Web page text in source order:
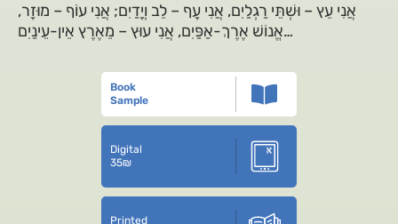
אֲנִי עֵץ – וּשְׁתֵּי רַגְלַיִם, אֲנִי עָף – לֵב וְיָדַיִם; אֲנִי עוֹף – מוּזָר,
אֱנוֹשׁ אֶרֶךְ-אַפַּיִם, אֲנִי עוּץ – מֵאֶרֶץ אֵין-עֵינַיִם…
Book
Sample
Digital
35₪
Printed